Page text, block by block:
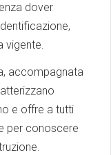
dover
vigente.
accompagnata
e offre a tutti
per conoscere